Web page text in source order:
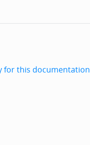
for this documentation